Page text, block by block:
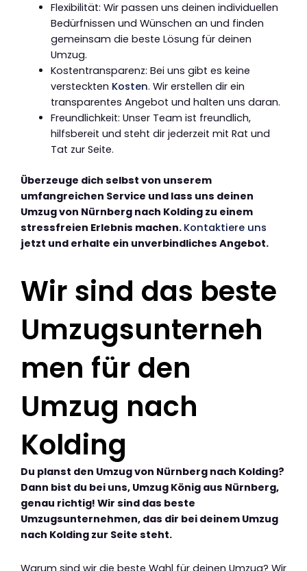
Flexibilität: Wir passen uns deinen individuellen
Bedürfnissen und Wünschen an und finden
gemeinsam die beste Lösung für deinen
Umzug.
Kostentransparenz: Bei uns gibt es keine
versteckten Kosten. Wir erstellen dir ein
transparentes Angebot und halten uns daran.
Freundlichkeit: Unser Team ist freundlich,
hilfsbereit und steht dir jederzeit mit Rat und
Tat zur Seite.
Überzeuge dich selbst von unserem
umfangreichen Service und lass uns deinen
Umzug von Nürnberg nach Kolding zu einem
stressfreien Erlebnis machen. Kontaktiere uns
jetzt und erhalte ein unverbindliches Angebot.
Wir sind das beste
Umzugsunterneh
men für den
Umzug nach
Kolding
Du planst den Umzug von Nürnberg nach Kolding?
Dann bist du bei uns, Umzug König aus Nürnberg,
genau richtig! Wir sind das beste
Umzugsunternehmen, das dir bei deinem Umzug
nach Kolding zur Seite steht.
Warum sind wir die beste Wahl für deinen Umzug? Wir